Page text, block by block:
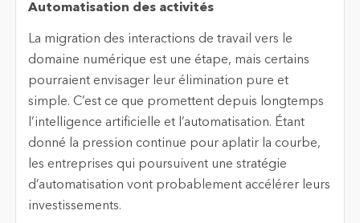
Automatisation des activités
La migration des interactions de travail vers le
domaine numérique est une étape, mais certains
pourraient envisager leur élimination pure et
simple. C’est ce que promettent depuis longtemps
l’intelligence artificielle et l’automatisation. Étant
donné la pression continue pour aplatir la courbe,
les entreprises qui poursuivent une stratégie
d’automatisation vont probablement accélérer leurs
investissements.